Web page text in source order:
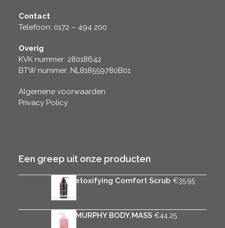
Contact
Telefoon: 0172 – 494 200
Overig
KVK nummer: 28018642
BTW nummer: NL818559780B01
Algemene voorwaarden
Privacy Policy
Een greep uit onze producten
Rica Detoxifying Comfort Scrub €35.95
KEVIN.MURPHY BODY.MASS €44.25